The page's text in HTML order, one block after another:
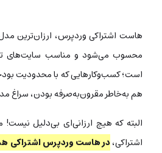
هاست اشتراکی وردپرس، ارزان‌ترین
محسوب می‌شود و مناسب سایت‌های
است؛ کسب‌وکارهایی که با محدودیت
هم به‌خاطر مقرون‌به‌صرفه‌ بودن، سراغ
البته که هیچ ارزانی‌ای بی‌دلیل نیست!
اشتراکی،در هاست وردپرس اشتراکی